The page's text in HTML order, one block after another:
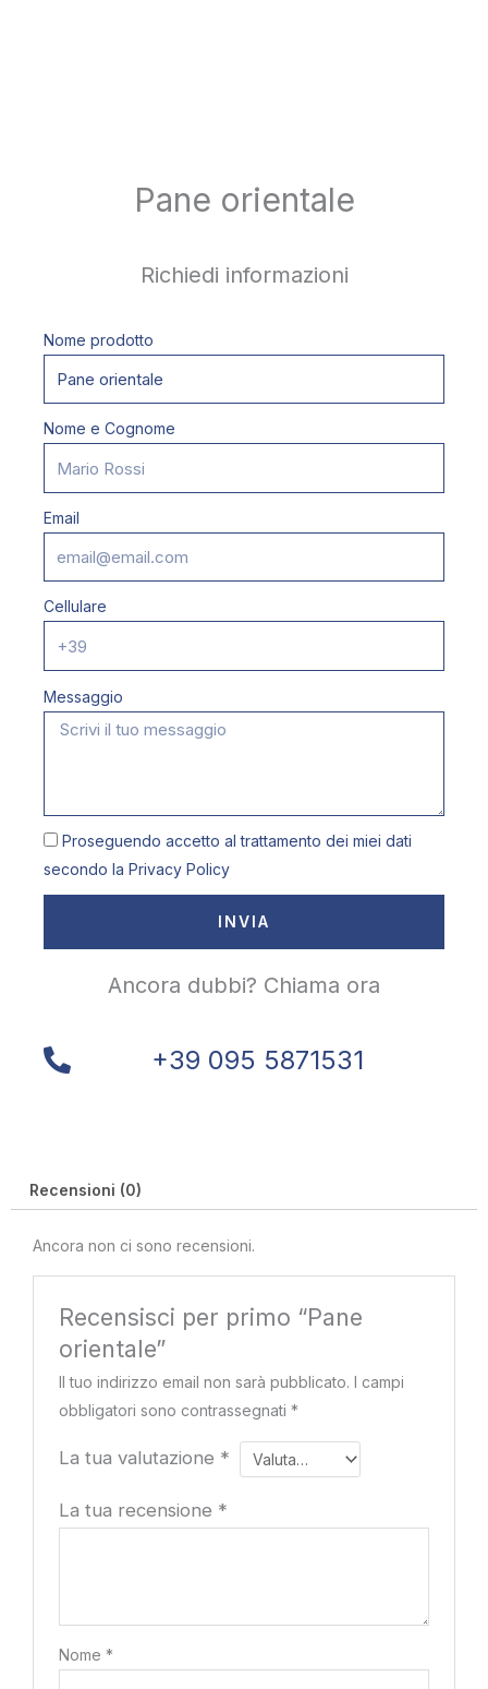
Pane orientale
Richiedi informazioni
Nome prodotto
Nome e Cognome
Email
Cellulare
Messaggio
Proseguendo accetto al trattamento dei miei dati
secondo la Privacy Policy
INVIA
Ancora dubbi? Chiama ora
+39 095 5871531
Recensioni (0)
Ancora non ci sono recensioni.
Recensisci per primo “Pane
orientale”
Il tuo indirizzo email non sarà pubblicato. I campi
obbligatori sono contrassegnati*
La tua valutazione *
La tua recensione *
Nome*